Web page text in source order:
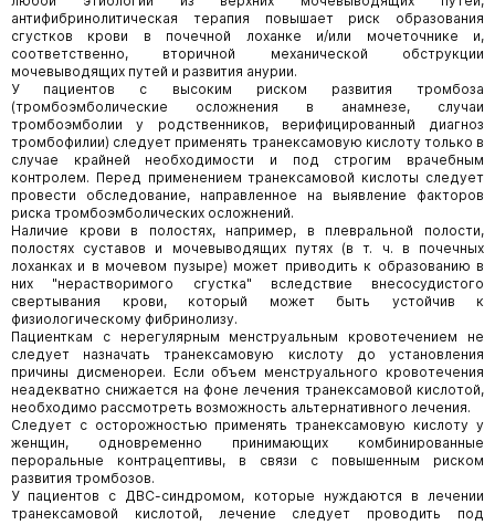
антифибринолитическая терапия повышает риск образования
сгустков крови в почечной лоханке и/или мочеточнике и,
соответственно, вторичной механической обструкции
мочевыводящих путей и развития анурии.
У пациентов с высоким риском развития тромбоза
(тромбоэмболические осложнения в анамнезе, случаи
тромбоэмболии у родственников, верифицированный диагноз
тромбофилии) следует применять транексамовую кислоту только в
случае крайней необходимости и под строгим врачебным
контролем. Перед применением транексамовой кислоты следует
провести обследование, направленное на выявление факторов
риска тромбоэмболических осложнений.
Наличие крови в полостях, например, в плевральной полости,
полостях суставов и мочевыводящих путях (в т. ч. в почечных
лоханках и в мочевом пузыре) может приводить к образованию в
них "нерастворимого сгустка" вследствие внесосудистого
свертывания крови, который может быть устойчив к
физиологическому фибринолизу.
Пациенткам с нерегулярным менструальным кровотечением не
следует назначать транексамовую кислоту до установления
причины дисменореи. Если объем менструального кровотечения
неадекватно снижается на фоне лечения транексамовой кислотой,
необходимо рассмотреть возможность альтернативного лечения.
Следует с осторожностью применять транексамовую кислоту у
женщин, одновременно принимающих комбинированные
пероральные контрацептивы, в связи с повышенным риском
развития тромбозов.
У пациентов с ДВС-синдромом, которые нуждаются в лечении
транексамовой кислотой, лечение следует проводить под